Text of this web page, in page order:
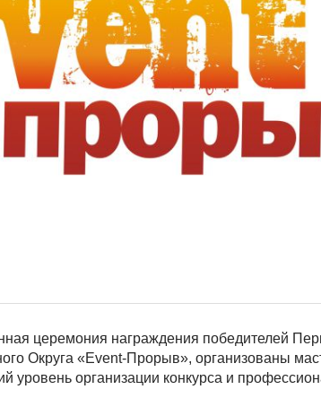
церемония награждения победителей
Округа «Event-Прорыв», организованы
уровень организации конкурса и